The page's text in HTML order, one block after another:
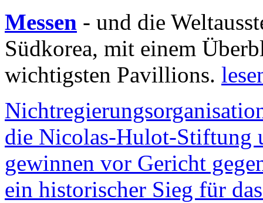
Messen - und die
Südkorea, mit einem
wichtigsten Pavillions.
die Nicolas-Hulot-Stiftung
gewinnen vor Gericht
ein historischer Sieg für